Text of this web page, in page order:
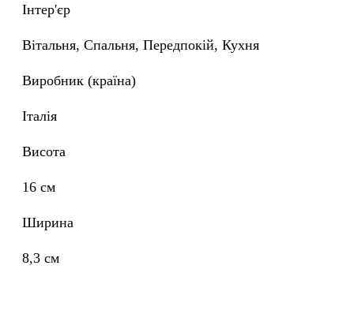
Інтер'єр
Вітальня, Спальня, Передпокій, Кухня
Виробник (країна)
Італія
Висота
16 см
Ширина
8,3 см